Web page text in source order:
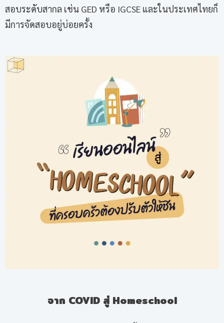
สอบระดับสากล เช่น GED หรือ IGCSE และในประเทศไทยก็
มีการจัดสอบอยู่บ่อยครั้ง
จาก COVID สู่Homeschool